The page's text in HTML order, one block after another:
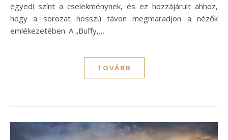
egyedi színt a cselekménynek, és ez hozzájárult ahhoz,
hogy a sorozat hosszú távon megmaradjon a nézők
emlékezetében. A „Buffy,…
TOVÁBB